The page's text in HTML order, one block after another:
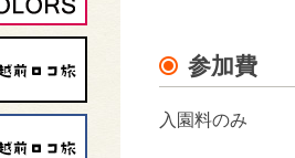
参加費
入園料のみ